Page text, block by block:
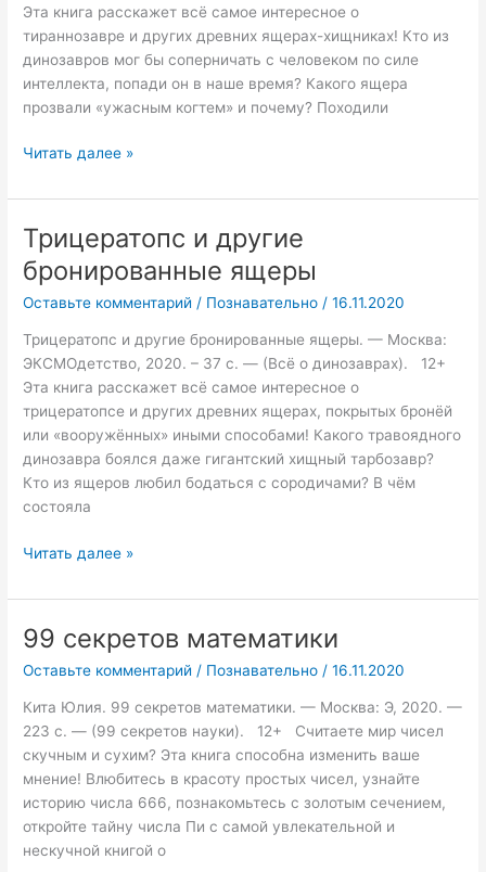
Эта книга расскажет всё самое интересное о
тираннозавре и других древних ящерах-хищниках! Кто из
динозавров мог бы соперничать с человеком по силе
интеллекта, попади он в наше время? Какого ящера
прозвали «ужасным когтем» и почему? Походили
Читать далее »
Трицератопс и другие
бронированные ящеры
Оставьте комментарий / Познавательно /16.11.2020
Трицератопс и другие бронированные ящеры. — Москва:
ЭКСМОдетство, 2020. – 37 с. — (Всё о динозаврах). 12+
Эта книга расскажет всё самое интересное о
трицератопсе и других древних ящерах, покрытых бронёй
или «вооружённых» иными способами! Какого травоядного
динозавра боялся даже гигантский хищный тарбозавр?
Кто из ящеров любил бодаться с сородичами? В чём
состояла
Трицератопс
и
другие
бронированные
Читать далее »
99 секретов математики
Оставьте комментарий / Познавательно /16.11.2020
Кита Юлия. 99 секретов математики. — Москва: Э, 2020. —
223 с. — (99 секретов науки). 12+ Считаете мир чисел
скучным и сухим? Эта книга способна изменить ваше
мнение! Влюбитесь в красоту простых чисел, узнайте
историю числа 666, познакомьтесь с золотым сечением,
откройте тайну числа Пи с самой увлекательной и
нескучной книгой о
99
математики